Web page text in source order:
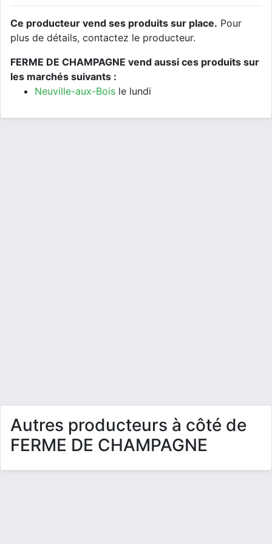
Ce producteur vend ses produits sur place. Pour
plus de détails, contactez le producteur.
FERME DE CHAMPAGNE vend aussi ces produits sur
les marchés suivants :
Neuville-aux-Bois le lundi
Autres producteurs à côté de
FERME DE CHAMPAGNE